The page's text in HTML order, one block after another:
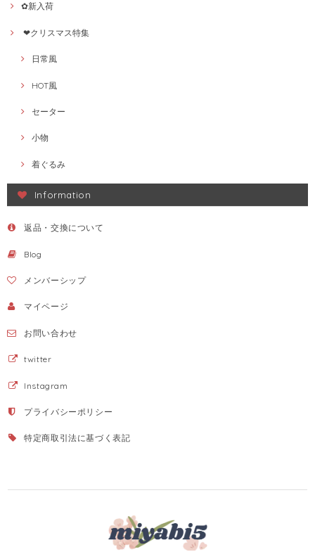
✿新入荷
❤クリスマス特集
日常風
HOT風
セーター
小物
着ぐるみ
Information
返品・交換について
Blog
メンバーシップ
マイページ
お問い合わせ
twitter
Instagram
プライバシーポリシー
特定商取引法に基づく表記